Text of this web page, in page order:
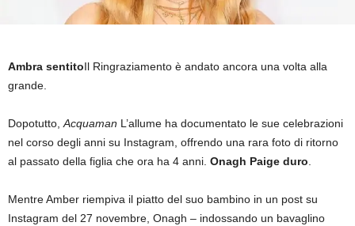
Ambra sentitoIl Ringraziamento è andato ancora una volta alla
grande.
Dopotutto, Acquaman L’allume ha documentato le sue celebrazioni
nel corso degli anni su Instagram, offrendo una rara foto di ritorno
al passato della figlia che ora ha 4 anni. Onagh Paige duro
Mentre Amber riempiva il piatto del suo bambino in un post su
Instagram del 27 novembre, Onagh – indossando un bavaglino